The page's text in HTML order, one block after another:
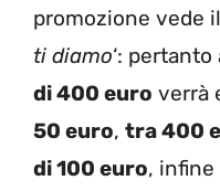
promozione vede il
ti diamo‘: pertanto
di 400 euro verrà
50 euro, tra 400
di 100 euro, infine